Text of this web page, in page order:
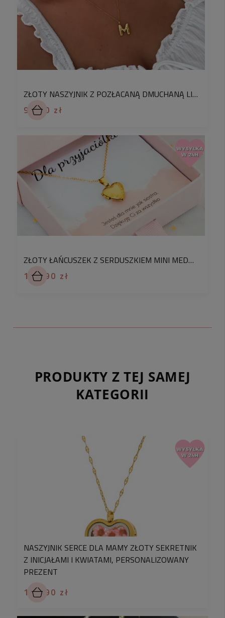
-Nie, jest odporna na utlenianie –
nie zmienia
koloru w trakcie użytkowania.
Biżuteria ze stali
posiada swoją własną ochronę UV, która
uniemożliwia zmiany kolorystyczne spowodowane
między innymi wpływem światła.
✅Czy stal chirurgiczna rdzewieje?
-Nie, Jest odporna na korozję– nie rdzewieje.ZŁOTY NASZYJNIK Z POZŁACANĄ DMUCHANĄ LITERKĄ ZE STALI CHIRURGICZNEJ
99,90 zł
ZŁOTY ŁAŃCUSZEK Z SERDUSZKIEM MINI MEDALION Z GRAWEREM ZE STALI PERSONALIZACJA
119,90 zł
PRODUKTY Z TEJ SAMEJ
KATEGORII
NASZYJNIK SERCE DLA MAMY ZŁOTY SEKRETNIK
Z INICJAŁAMI I KWIATAMI, PERSONALIZOWANY
PREZENT
199,90 zł